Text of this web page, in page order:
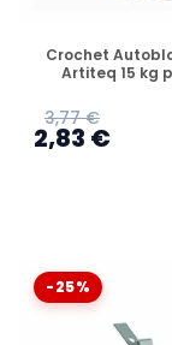
EN STOCK
Crochet
Artiteq 15 kg
3,77 €
2,83 €
-25%